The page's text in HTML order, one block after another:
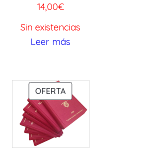
14,00€
Sin existencias
Leer más
OFERTAP
R
O
D